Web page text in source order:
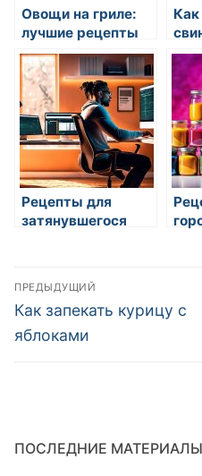
Овощи на гриле:
лучшие рецепты
Как
Рецепты для
затянувшегося
Навигация
по
записям
ПРЕДЫДУЩИЙ
Предыдущая
запись:
Как запекать курицу с
яблоками
ПОСЛЕДНИЕ МАТЕРИАЛЫ